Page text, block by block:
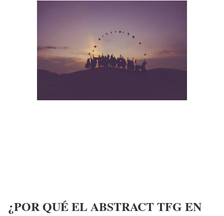
¿POR QUÉ EL ABSTRACT TFG EN